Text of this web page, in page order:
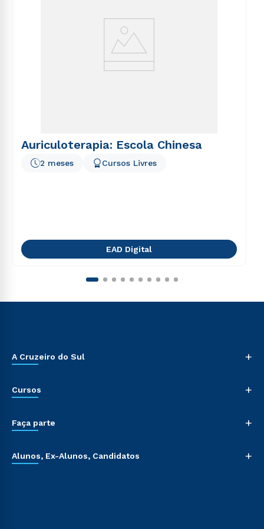
Auriculoterapia: Escola Chinesa
2 meses Cursos Livres
EAD Digital
A Cruzeiro do Sul +
Cursos +
Faça parte +
Alunos, Ex-Alunos, Candidatos +